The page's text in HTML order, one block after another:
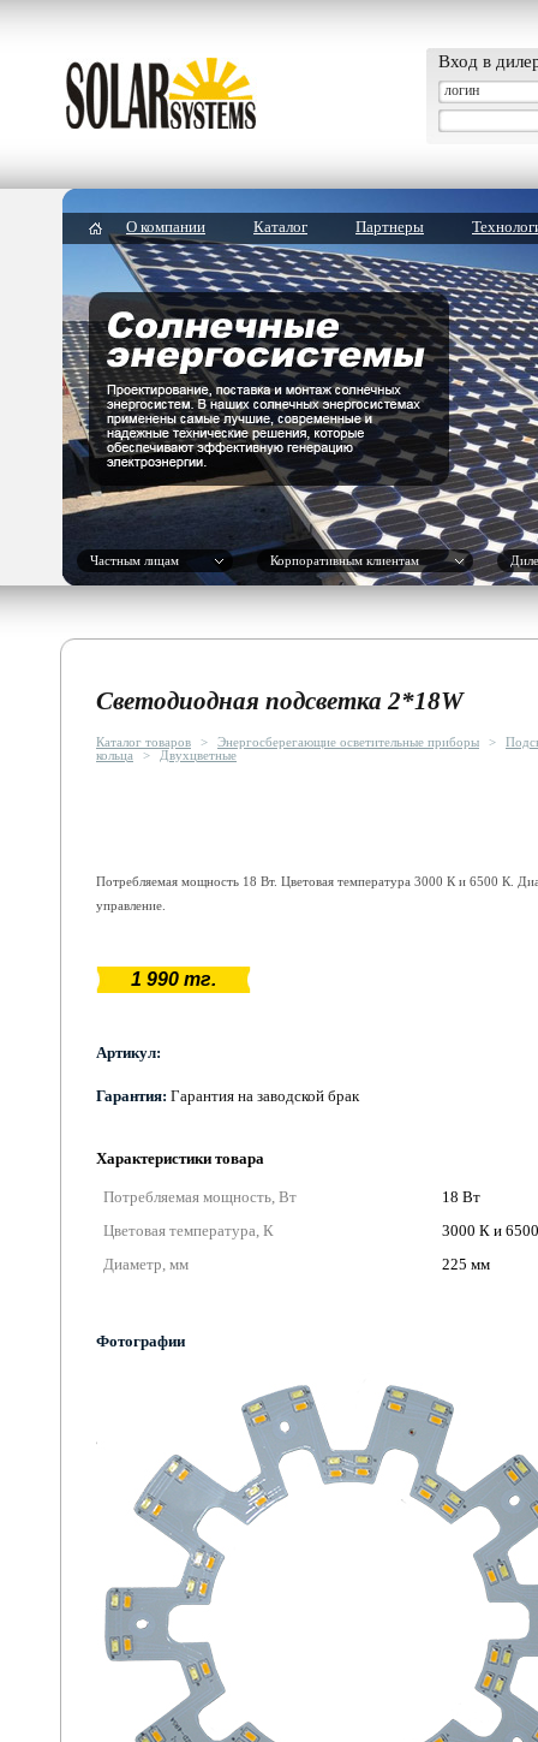
Вход в
О компании Каталог Партнеры
Частным лицам Корпоративным клиентам
Светодиодная подсветка 2*18W
Каталог товаров > Энергосберегающие осветительные приборы >
кольца
> Двухцветные
Потребляемая мощность 18 Вт. Цветовая температура 3000 К и 6500 К.
управление.
1 990 тг.
Артикул:
Гарантия: Гарантия на заводской брак
Характеристики товара
Потребляемая мощность, Вт
18 Вт
Цветовая температура, К
3000 К и
Диаметр, мм
225 мм
Фотографии